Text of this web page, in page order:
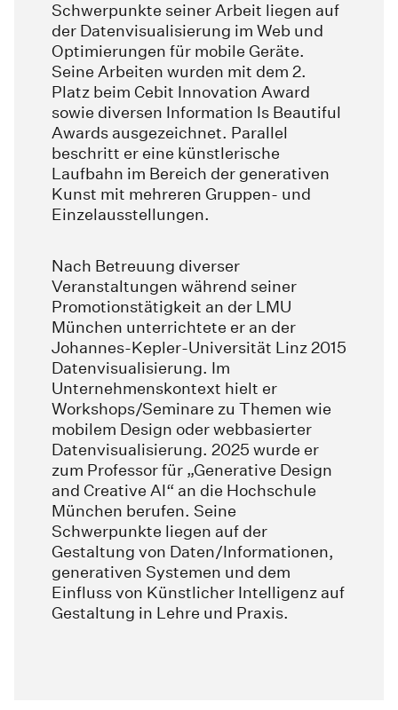
Schwerpunkte seiner Arbeit liegen auf
der Datenvisualisierung im Web und
Optimierungen für mobile Geräte.
Seine Arbeiten wurden mit dem 2.
Platz beim Cebit Innovation Award
sowie diversen Information Is Beautiful
Awards ausgezeichnet. Parallel
beschritt er eine künstlerische
Laufbahn im Bereich der generativen
Kunst mit mehreren Gruppen- und
Einzelausstellungen.
Nach Betreuung diverser
Veranstaltungen während seiner
Promotionstätigkeit an der LMU
München unterrichtete er an der
Johannes-Kepler-Universität Linz 2015
Datenvisualisierung. Im
Unternehmenskontext hielt er
Workshops/Seminare zu Themen wie
mobilem Design oder webbasierter
Datenvisualisierung. 2025 wurde er
zum Professor für „Generative Design
and Creative AI“ an die Hochschule
München berufen. Seine
Schwerpunkte liegen auf der
Gestaltung von Daten/Informationen,
generativen Systemen und dem
Einfluss von Künstlicher Intelligenz auf
Gestaltung in Lehre und Praxis.